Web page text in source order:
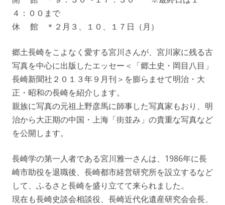
４：００まで
休 館 ＊２月３、１０、１７日（月）
郷土長崎をこよなく愛する宮川さんが、宮川家に残る古
写真を中心に出版したエッセー＜「郷土史・岡目八目」
長崎新聞社２０１３年９月刊＞を膨らませて明治・大
正・昭和の長崎を紹介します。
親族に写真の元祖上野彦馬に師事した写真家もおり、明
治から大正期の中国・上海「街並み」の貴重な写真など
を公開します。
長崎学の第一人者である宮川雅一さんは、1986年に長
崎市助役を退職後、長崎都市経営研究所を設立するなど
して、ふるさと長崎を盛り立てて来られました。
現在も長崎史談会相談役、長崎近代化遺産研究会会長、